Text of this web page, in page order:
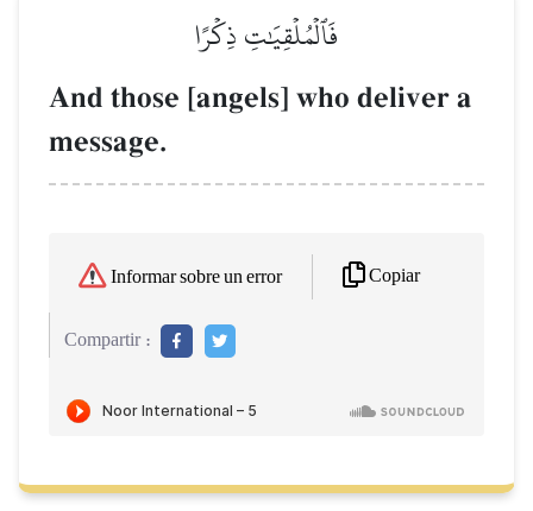
فَٱلۡمُلۡقِيَٰتِ ذِكۡرًا
And those [angels] who deliver a
message.
Informar sobre un error Copiar
Compartir :